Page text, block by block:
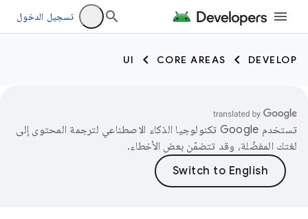
تسجيل الدخول
DEVELOP
CORE AREAS
UI
تستخدم Google تكنولوجيا الذكاء الاصطناعي لترجمة المحتوى إلى
لغتك المفضّلة، وقد تتضمّن بعض الأخطاء.